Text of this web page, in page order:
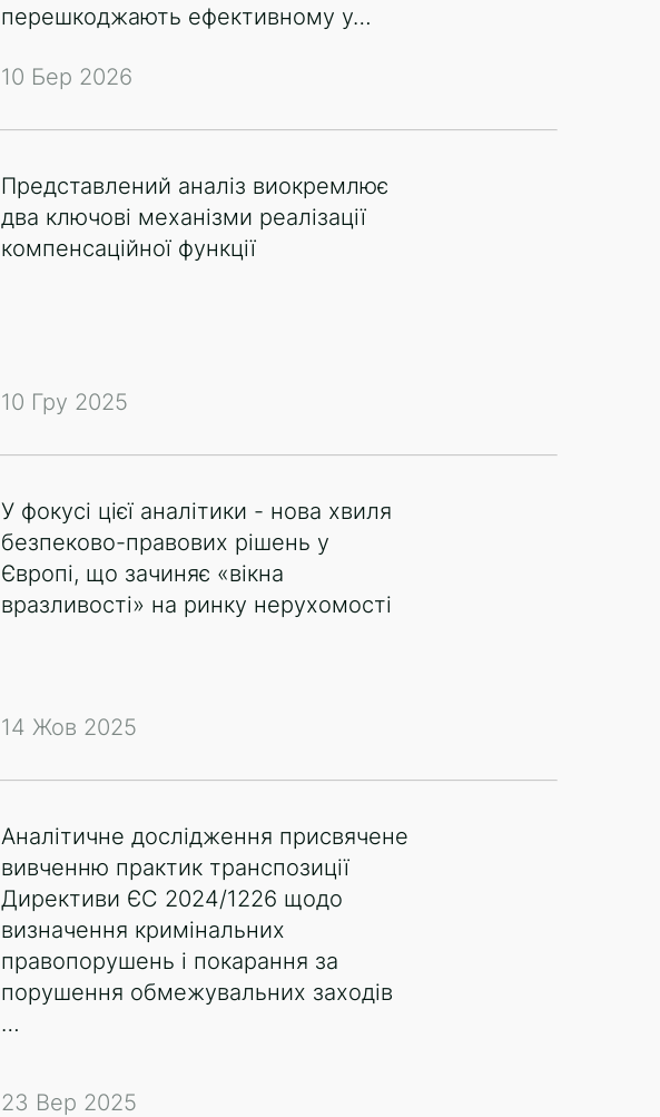
перешкоджають ефективному у…
10 Бер 2026
Представлений аналіз виокремлює
два ключові механізми реалізації
компенсаційної функції
10 Гру 2025
У фокусі цієї аналітики - нова хвиля
безпеково-правових рішень у
Європі, що зачиняє «вікна
вразливості» на ринку нерухомості
14 Жов 2025
Аналітичне дослідження присвячене
вивченню практик транспозиції
Директиви ЄС 2024/1226 щодо
визначення кримінальних
правопорушень і покарання за
порушення обмежувальних заходів
…
23 Вер 2025